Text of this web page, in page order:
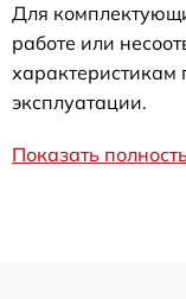
Для
работе или
характеристикам
эксплуатации.
Показать